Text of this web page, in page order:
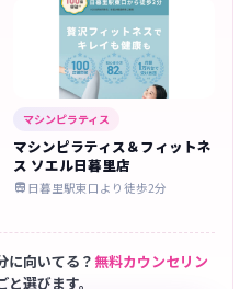
マシンピラティス
マシンピラティス＆フィットネ
ス ソエル日暮里店
 日暮里駅東口より徒歩2分
に向いてる？無料カウンセリン
選びます。